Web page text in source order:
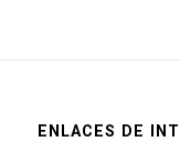
ENLACES DE